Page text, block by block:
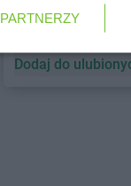
Auchan
Dodaj do
PARTNERZY